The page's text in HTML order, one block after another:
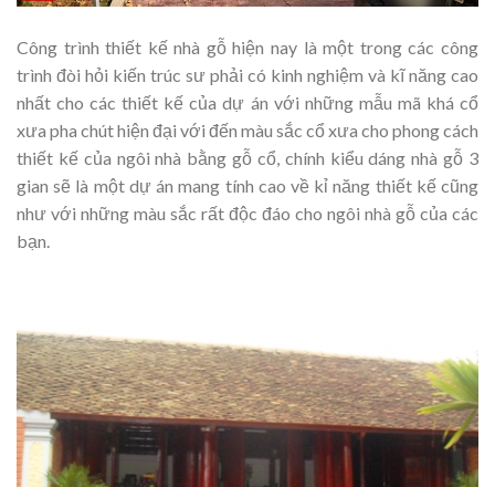
Công trình thiết kế nhà gỗ hiện nay là một trong các công
trình đòi hỏi kiến trúc sư phải có kinh nghiệm và kĩ năng cao
nhất cho các thiết kế của dự án với những mẫu mã khá cổ
xưa pha chút hiện đại với đến màu sắc cổ xưa cho phong cách
thiết kế của ngôi nhà bằng gỗ cổ, chính kiểu dáng nhà gỗ 3
gian sẽ là một dự án mang tính cao về kỉ năng thiết kế cũng
như với những màu sắc rất độc đáo cho ngôi nhà gỗ của các
bạn.